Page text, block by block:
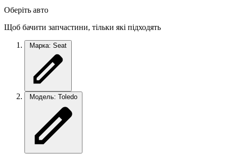
Оберіть авто
Щоб бачити запчастини, тільки які підходять
Марка: Seat
Модель: Toledo